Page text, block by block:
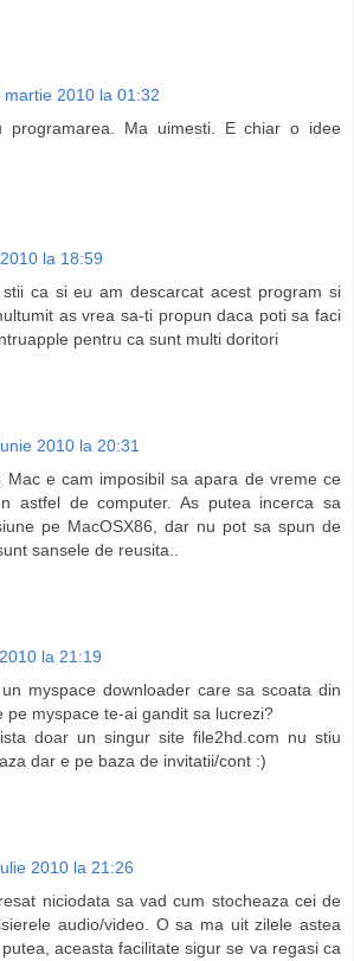
martie 2010 la 01:32
programarea. Ma uimesti. E chiar o idee
la 18:59
ca si eu am descarcat acest program si
as vrea sa-ti propun daca poti sa faci
pentru ca sunt multi doritori
2010 la 20:31
Mac e cam imposibil sa apara de vreme ce
astfel de computer. As putea incerca sa
pe MacOSX86, dar nu pot sa spun de
sansele de reusita..
la 21:19
myspace downloader care sa scoata din
pe myspace te-ai gandit sa lucrezi?
doar un singur site file2hd.com nu stiu
dar e pe baza de invitatii/cont :)
2010 la 21:26
niciodata sa vad cum stocheaza cei de
audio/video. O sa ma uit zilele astea
aceasta facilitate sigur se va regasi ca